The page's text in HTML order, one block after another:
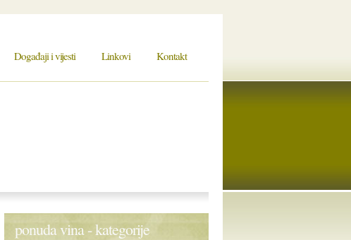
Događaji i vijesti Linkovi Kontakt
ponuda vina - kategorije